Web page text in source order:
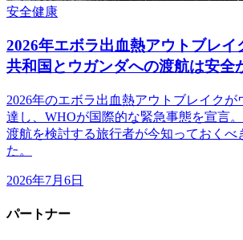
安全健康
2026年エボラ出血熱アウトブレイ
共和国とウガンダへの渡航は安全
2026年のエボラ出血熱アウトブレイクが
達し、WHOが国際的な緊急事態を宣言
渡航を検討する旅行者が今知っておくべ
た。
2026年7月6日
パートナー